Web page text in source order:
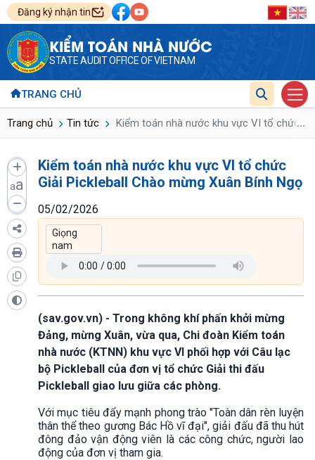
Đăng ký nhận tin
KIỂM TOÁN NHÀ NƯỚC
STATE AUDIT OFFICE OF VIETNAM
TRANG CHỦ
Trang chủ Tin tức Kiểm toán nhà nước khu vực VI tổ chức...
aa
Kiểm toán nhà nước khu vực VI tổ chức
Giải Pickleball Chào mừng Xuân Bính Ngọ
05/02/2026
(sav.gov.vn) - Trong không khí phấn khởi mừng
Đảng, mừng Xuân, vừa qua, Chi đoàn Kiểm toán
nhà nước (KTNN) khu vực VI phối hợp với Câu lạc
bộ Pickleball của đơn vị tổ chức Giải thi đấu
Pickleball giao lưu giữa các phòng.
Với mục tiêu đẩy mạnh phong trào "Toàn dân rèn luyện
thân thể theo gương Bác Hồ vĩ đại", giải đấu đã thu hút
đông đảo vận động viên là các công chức, người lao
động của đơn vị tham gia.